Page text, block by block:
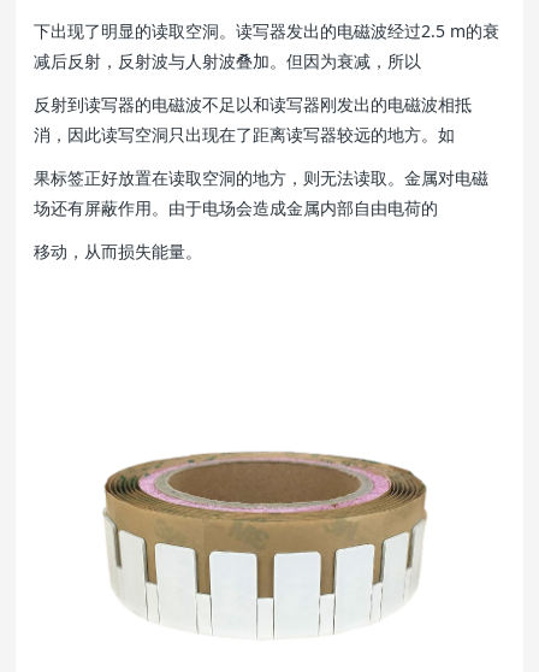
下出现了明显的读取空洞。读写器发出的电磁波经过2.5 m的衰
减后反射，反射波与人射波叠加。但因为衰减，所以
反射到读写器的电磁波不足以和读写器刚发出的电磁波相抵
消，因此读写空洞只出现在了距离读写器较远的地方。如
果标签正好放置在读取空洞的地方，则无法读取。金属对电磁
场还有屏蔽作用。由于电场会造成金属内部自由电荷的
移动，从而损失能量。